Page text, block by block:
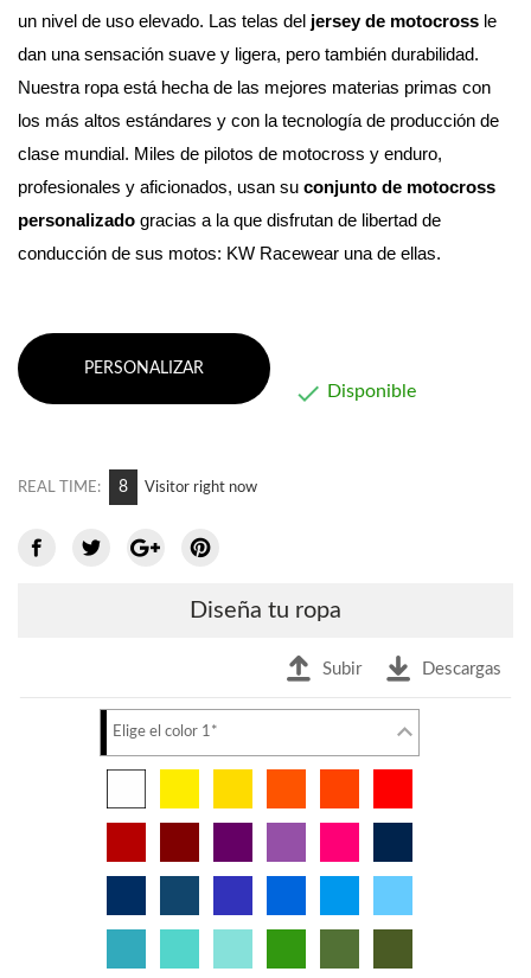
un nivel de uso elevado. Las telas del jersey de motocross le
dan una sensación suave y ligera, pero también durabilidad.
Nuestra ropa está hecha de las mejores materias primas con
los más altos estándares y con la tecnología de producción de
clase mundial. Miles de pilotos de motocross y enduro,
profesionales y aficionados, usan su conjunto de motocross
personalizado gracias a la que disfrutan de libertad de
conducción de sus motos: KW Racewear una de ellas.
PERSONALIZAR
 Disponible
REAL TIME: 8 Visitor right now
Diseña tu ropa
Subir Descargas
Elige el color 1*